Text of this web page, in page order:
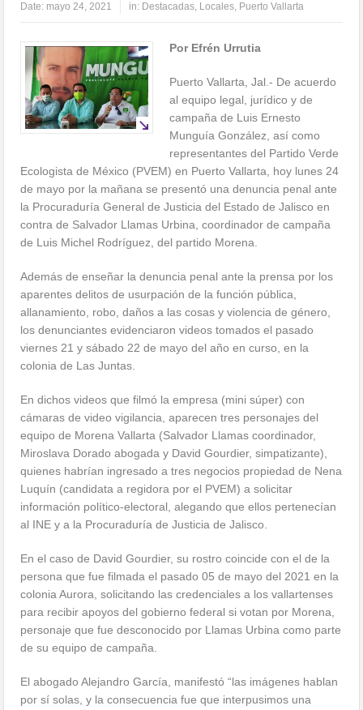
Date: mayo 24, 2021 in: Destacadas, Locales, Puerto Vallarta
Por Efrén Urrutia
Puerto Vallarta, Jal.- De acuerdo
al equipo legal, jurídico y de
campaña de Luis Ernesto
Munguía González, así como
representantes del Partido Verde
Ecologista de México (PVEM) en Puerto Vallarta, hoy lunes 24
de mayo por la mañana se presentó una denuncia penal ante
la Procuraduría General de Justicia del Estado de Jalisco en
contra de Salvador Llamas Urbina, coordinador de campaña
de Luis Michel Rodríguez, del partido Morena.
Además de enseñar la denuncia penal ante la prensa por los
aparentes delitos de usurpación de la función pública,
allanamiento, robo, daños a las cosas y violencia de género,
los denunciantes evidenciaron videos tomados el pasado
viernes 21 y sábado 22 de mayo del año en curso, en la
colonia de Las Juntas.
En dichos videos que filmó la empresa (mini súper) con
cámaras de video vigilancia, aparecen tres personajes del
equipo de Morena Vallarta (Salvador Llamas coordinador,
Miroslava Dorado abogada y David Gourdier, simpatizante),
quienes habrían ingresado a tres negocios propiedad de Nena
Luquín (candidata a regidora por el PVEM) a solicitar
información político-electoral, alegando que ellos pertenecían
al INE y a la Procuraduría de Justicia de Jalisco.
En el caso de David Gourdier, su rostro coincide con el de la
persona que fue filmada el pasado 05 de mayo del 2021 en la
colonia Aurora, solicitando las credenciales a los vallartenses
para recibir apoyos del gobierno federal si votan por Morena,
personaje que fue desconocido por Llamas Urbina como parte
de su equipo de campaña.
El abogado Alejandro García, manifestó “las imágenes hablan
por sí solas, y la consecuencia fue que interpusimos una